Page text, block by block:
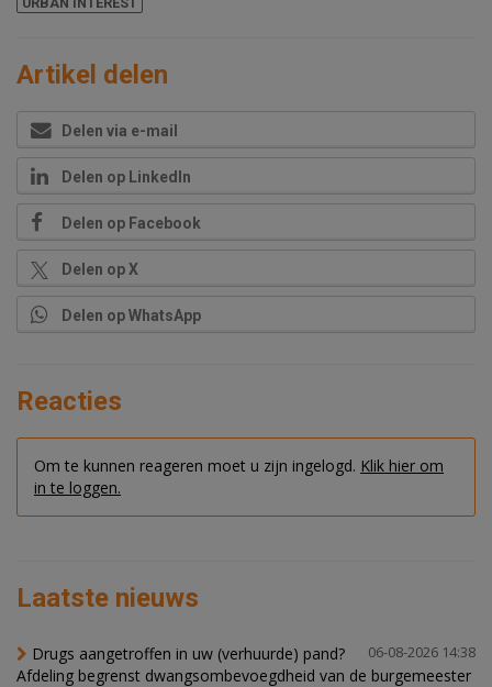
Artikel delen
Delen via e-mail
Delen op LinkedIn
Delen op Facebook
Delen op X
Delen op WhatsApp
Reacties
Om te kunnen reageren moet u zijn ingelogd. Klik hier om
in te loggen.
Laatste nieuws
06-08-2026 14:38
Drugs aangetroffen in uw (verhuurde) pand?
Afdeling begrenst dwangsombevoegdheid van de burgemeester